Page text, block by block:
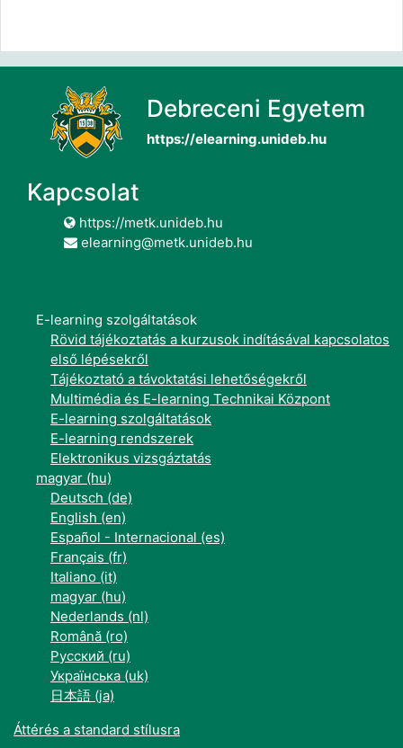
Debreceni Egyetem
https://elearning.unideb.hu
Kapcsolat
https://metk.unideb.hu
elearning@metk.unideb.hu
E-learning szolgáltatások
Rövid tájékoztatás a kurzusok indításával kapcsolatos
első lépésekről
Tájékoztató a távoktatási lehetőségekről
Multimédia és E-learning Technikai Központ
E-learning szolgáltatások
E-learning rendszerek
Elektronikus vizsgáztatás
magyar ‎(hu)‎
Deutsch ‎(de)‎
English ‎(en)‎
Español - Internacional ‎(es)‎
Français ‎(fr)‎
Italiano ‎(it)‎
magyar ‎(hu)‎
Nederlands ‎(nl)‎
Română ‎(ro)‎
Русский ‎(ru)‎
Українська ‎(uk)‎
日本語 ‎(ja)‎
Áttérés a standard stílusra